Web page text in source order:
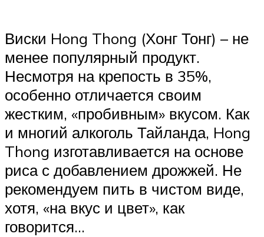
Виски Hong Thong (Хонг Тонг) – не
менее популярный продукт.
Несмотря на крепость в 35%,
особенно отличается своим
жестким, «пробивным» вкусом. Как
и многий алкоголь Тайланда, Hong
Thong изготавливается на основе
риса с добавлением дрожжей. Не
рекомендуем пить в чистом виде,
хотя, «на вкус и цвет», как
говорится…